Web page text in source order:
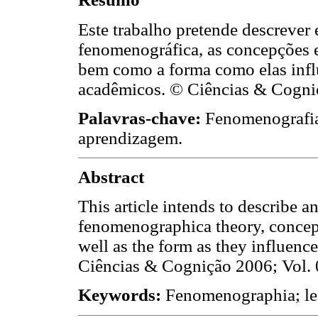
Este trabalho pretende
fenomenográfica, as concepções
bem como a forma como elas
acadêmicos. © Ciências &
Palavras-chave:
aprendizagem.
Abstract
This article intends to describe
fenomenographica theory,
well as the form as they
Ciências & Cognição 2006;
Keywords: Fenomenographia;